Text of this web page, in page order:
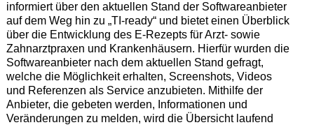
informiert über den aktuellen Stand der Softwareanbieter
auf dem Weg hin zu „TI-ready“ und bietet einen Überblick
über die Entwicklung des E-Rezepts für Arzt- sowie
Zahnarztpraxen und Krankenhäusern. Hierfür wurden die
Softwareanbieter nach dem aktuellen Stand gefragt,
welche die Möglichkeit erhalten, Screenshots, Videos
und Referenzen als Service anzubieten. Mithilfe der
Anbieter, die gebeten werden, Informationen und
Veränderungen zu melden, wird die Übersicht laufend